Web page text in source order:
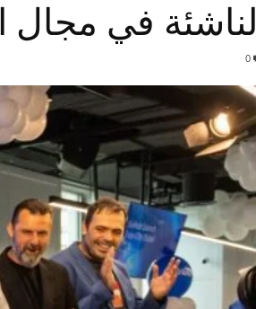
الناشئة في مجال الويب 3 بالشراكة مع